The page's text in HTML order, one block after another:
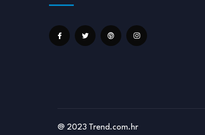
@ 2023 Trend.com.hr